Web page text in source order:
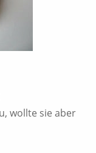
wollte sie aber